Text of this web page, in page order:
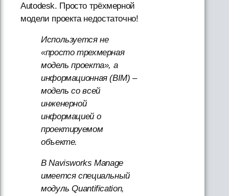
Autodesk. Просто трёхмерной
модели проекта недостаточно!
Используется не
«просто трехмерная
модель проекта», а
информационная (BIM) –
модель со всей
инженерной
информацией о
проектируемом
объекте.
В Navisworks Manage
имеется специальный
модуль Quantification,